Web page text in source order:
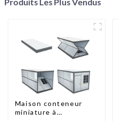
Maison conteneur
miniature à